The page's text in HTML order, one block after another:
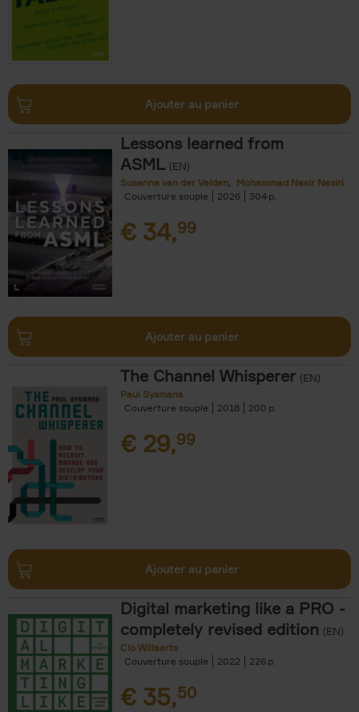
Ajouter au panier
Lessons learned from
ASML (EN)
Susanne van der Velden
Mohammad Nasir Nasiri
Couverture souple
2026 304
€ 34,99
Ajouter au panier
The Channel Whisperer (EN)
Paul Sysmans
Couverture souple
2018 200
€ 29,99
Ajouter au panier
Digital marketing like a PRO -
completely revised edition (EN)
Clo Willaerts
Couverture souple
2022 226
€ 35,50